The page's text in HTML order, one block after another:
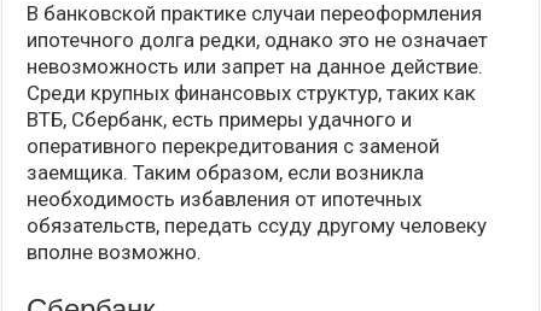
В банковской практике случаи переоформления
ипотечного долга редки, однако это не означает
невозможность или запрет на данное действие.
Среди крупных финансовых структур, таких как
ВТБ, Сбербанк, есть примеры удачного и
оперативного перекредитования с заменой
заемщика. Таким образом, если возникла
необходимость избавления от ипотечных
обязательств, передать ссуду другому человеку
вполне возможно.